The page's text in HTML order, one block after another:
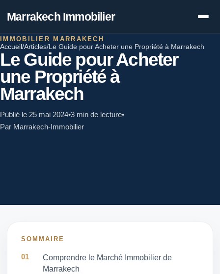
Marrakech Immobilier
Accueil /Articles/Le Guide pour Acheter une Propriété à Marrakech
IMMOBILIER MARRAKECH
Le Guide pour Acheter
une Propriété à
Marrakech
Publié le 25 mai 2024•3 min de lecture•
Par Marrakech-Immobilier
SOMMAIRE
Comprendre le Marché Immobilier de
Marrakech